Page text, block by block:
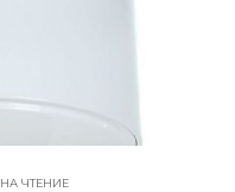
НА ЧТЕНИЕ